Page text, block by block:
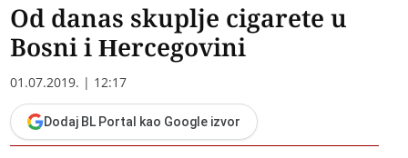
Od danas skuplje cigarete u
Bosni i Hercegovini
01.07.2019. | 12:17
Dodaj BL Portal kao Google izvor